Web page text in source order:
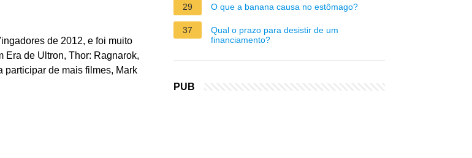
de 2012, e foi muito
Era de Ultron, Thor: Ragnarok,
participar de mais filmes, Mark
29 O que a banana causa no estômago?
37
Qual o prazo para desistir de um
financiamento?
PUB